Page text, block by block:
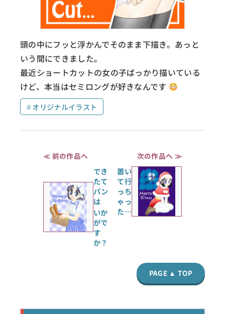
頭の中にフッと浮かんでそのまま下描き。あっと
いう間にできました。
最近ショートカットの女の子ばっかり描いている
けど、本当はセミロングが好きなんです
オリジナルイラスト
≪ 前の作品へ
でき
たて
パン
は
いか
がで
す
か？
次の作品へ ≫
置い
て行
っち
ゃっ
た…
PAGE ▲ TOP